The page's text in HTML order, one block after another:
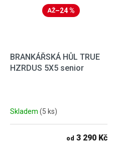
AŽ–24 %
BRANKÁŘSKÁ HŮL TRUE
HZRDUS 5X5 senior
Skladem (5 ks)
od 3 290 Kč